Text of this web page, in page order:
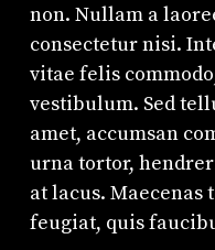
non. Nullam a
consectetur nisi.
vitae felis
vestibulum. Sed
amet, accumsan
urna tortor,
at lacus.
feugiat, quis